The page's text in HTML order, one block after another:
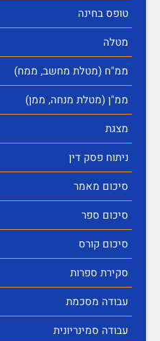
טופס בחינה
מטלה
ממ"ח (מטלת מחשב, ממח)
ממ"ן (מטלת מנחה, ממן)
מצגת
ניתוח פסק דין
סיכום מאמר
סיכום ספר
סיכום קורס
סקירת ספרות
עבודה מסכמת
עבודה סמינריונית